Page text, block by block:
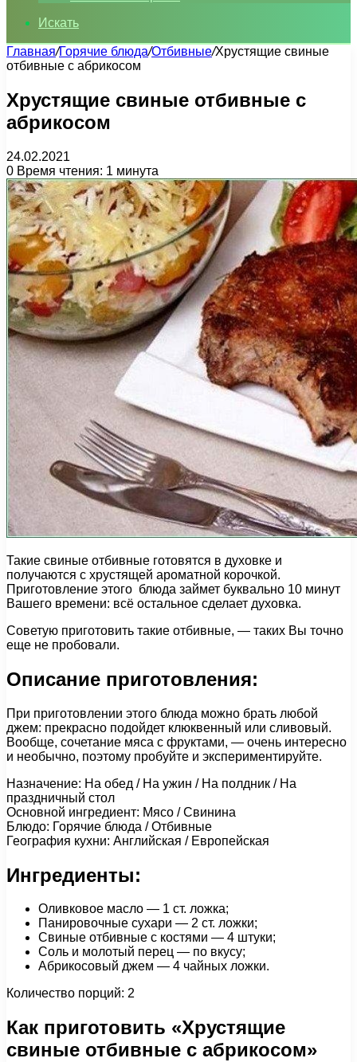
Искать
Главная/Горячие блюда/Отбивные/Хрустящие свиные
отбивные с абрикосом
Хрустящие свиные отбивные с
абрикосом
24.02.2021
0 Время чтения: 1 минута
Такие свиные отбивные готовятся в духовке и
получаются с хрустящей ароматной корочкой.
Приготовление этого блюда займет буквально 10 минут
Вашего времени: всё остальное сделает духовка.
Советую приготовить такие отбивные, — таких Вы точно
еще не пробовали.
Описание приготовления:
При приготовлении этого блюда можно брать любой
джем: прекрасно подойдет клюквенный или сливовый.
Вообще, сочетание мяса с фруктами, — очень интересно
и необычно, поэтому пробуйте и экспериментируйте.
Назначение: На обед / На ужин / На полдник / На
праздничный стол
Основной ингредиент: Мясо / Свинина
Блюдо: Горячие блюда / Отбивные
География кухни: Английская / Европейская
Ингредиенты:
Оливковое масло — 1 ст. ложка;
Панировочные сухари — 2 ст. ложки;
Свиные отбивные с костями — 4 штуки;
Соль и молотый перец — по вкусу;
Абрикосовый джем — 4 чайных ложки.
Количество порций: 2
Как приготовить «Хрустящие
свиные отбивные с абрикосом»